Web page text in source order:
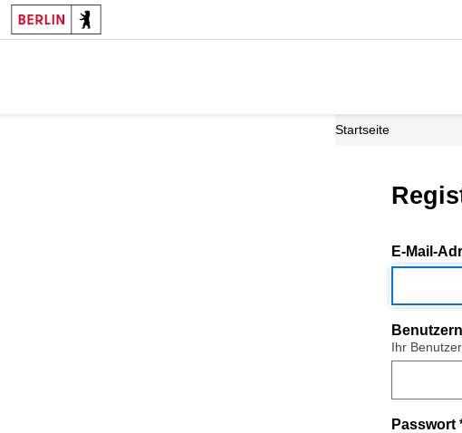
Startseite
E-Mail-
Ihr
Passwort